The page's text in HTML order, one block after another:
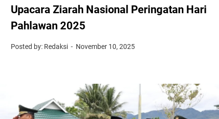
Upacara Ziarah Nasional Peringatan Hari
Pahlawan 2025
Posted by: Redaksi November 10, 2025